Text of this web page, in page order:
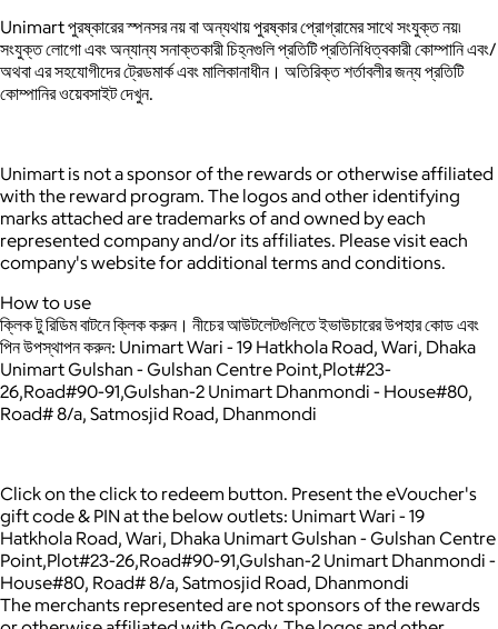
Unimart পুরষ্কারের স্পনসর নয় বা অন্যথায় পুরষ্কার প্রোগ্রামের সাথে সংযুক্ত নয়৷
সংযুক্ত লোগো এবং অন্যান্য সনাক্তকারী চিহ্নগুলি প্রতিটি প্রতিনিধিত্বকারী কোম্পানি এবং/
অথবা এর সহযোগীদের ট্রেডমার্ক এবং মালিকানাধীন। অতিরিক্ত শর্তাবলীর জন্য প্রতিটি
কোম্পানির ওয়েবসাইট দেখুন.
Unimart is not a sponsor of the rewards or otherwise affiliated
with the reward program. The logos and other identifying
marks attached are trademarks of and owned by each
represented company and/or its affiliates. Please visit each
company's website for additional terms and conditions.
How to use
ক্লিক টু রিডিম বাটনে ক্লিক করুন। নীচের আউটলেটগুলিতে ইভাউচারের উপহার কোড এবং
পিন উপস্থাপন করুন: Unimart Wari - 19 Hatkhola Road, Wari, Dhaka
Unimart Gulshan - Gulshan Centre Point,Plot#23-
26,Road#90-91,Gulshan-2 Unimart Dhanmondi - House#80,
Road# 8/a, Satmosjid Road, Dhanmondi
Click on the click to redeem button. Present the eVoucher's
gift code & PIN at the below outlets: Unimart Wari - 19
Hatkhola Road, Wari, Dhaka Unimart Gulshan - Gulshan Centre
Point,Plot#23-26,Road#90-91,Gulshan-2 Unimart Dhanmondi -
House#80, Road# 8/a, Satmosjid Road, Dhanmondi
The merchants represented are not sponsors of the rewards